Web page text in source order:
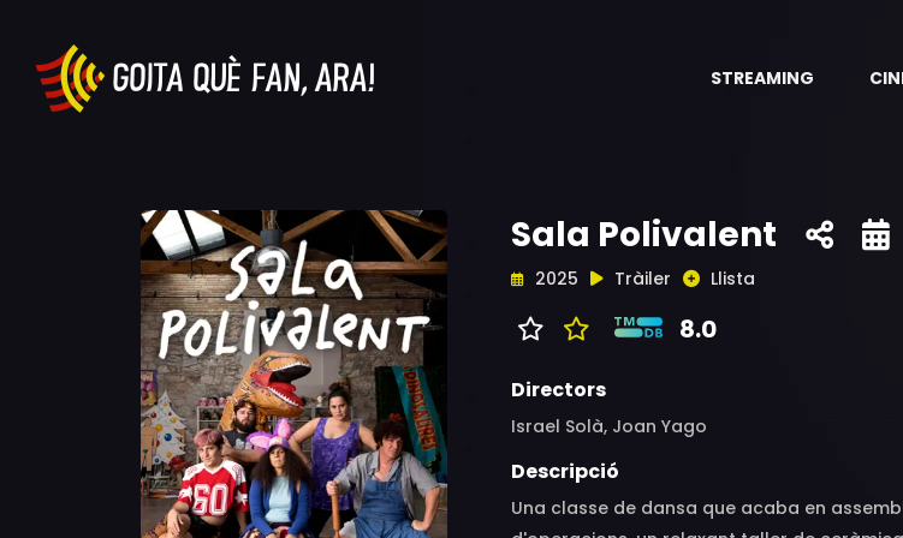
STREAMING
Sala Polivalent
2025 Tràiler Llista
8.0
Directors
Israel Solà, Joan Yago
Descripció
Una classe de dansa que acaba en